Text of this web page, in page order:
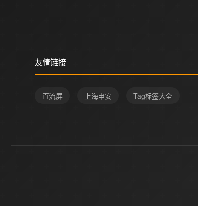
友情链接
直流屏 上海申安 Tag标签大全